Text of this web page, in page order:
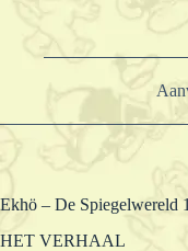
Ekhö – De Spiegelwereld
HET VERHAAL